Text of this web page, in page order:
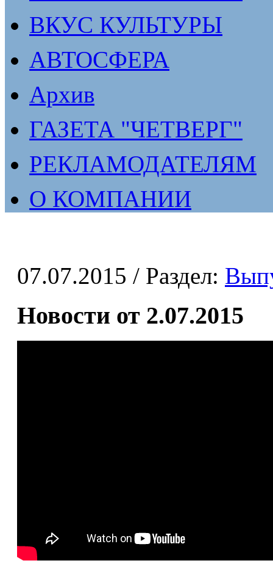
ВКУС КУЛЬТУРЫ
АВТОСФЕРА
Архив
ГАЗЕТА "ЧЕТВЕРГ"
РЕКЛАМОДАТЕЛЯМ
О КОМПАНИИ
07.07.2015 / Раздел:
Новости от 2.07.2015